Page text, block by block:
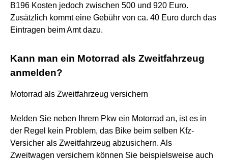
B196 Kosten jedoch zwischen 500 und 920 Euro.
Zusätzlich kommt eine Gebühr von ca. 40 Euro durch das
Eintragen beim Amt dazu.
Kann man ein Motorrad als Zweitfahrzeug
anmelden?
Motorrad als Zweitfahrzeug versichern
Melden Sie neben Ihrem Pkw ein Motorrad an, ist es in
der Regel kein Problem, das Bike beim selben Kfz-
Versicher als Zweitfahrzeug abzusichern. Als
Zweitwagen versichern können Sie beispielsweise auch